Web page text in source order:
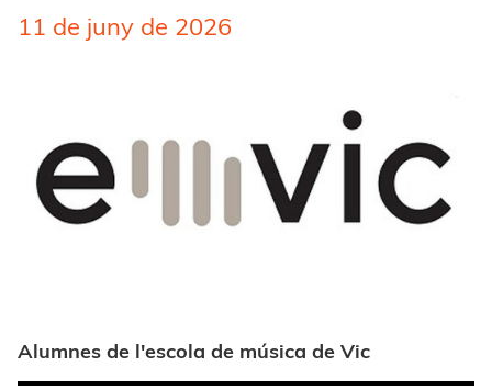
11 de juny de 2026
Alumnes de l'escola de música de Vic